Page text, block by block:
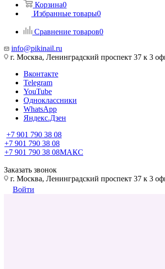
Корзина0
Избранные товары0
Сравнение товаров0
info@pikinail.ru
г. Москва, Ленинградский проспект 37 к 3
Вконтакте
Telegram
YouTube
Одноклассники
WhatsApp
Яндекс.Дзен
+7 901 790 38 08
+7 901 790 38 08
+7 901 790 38 08МАКС
Заказать звонок
г. Москва, Ленинградский проспект 37 к 3
Войти